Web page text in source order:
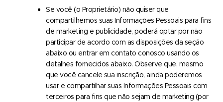
Se você (o Proprietário) não quiser que
compartilhemos suas Informações Pessoais para fins
de marketing e publicidade, poderá optar por não
participar de acordo com as disposições da seção
abaixo ou entrar em contato conosco usando os
detalhes fornecidos abaixo. Observe que, mesmo
que você cancele sua inscrição, ainda poderemos
usar e compartilhar suas Informações Pessoais com
terceiros para fins que não sejam de marketing (por